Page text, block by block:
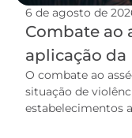
6 de agosto de
Combate ao
aplicação da
O combate ao
situação de
estabelecimentos